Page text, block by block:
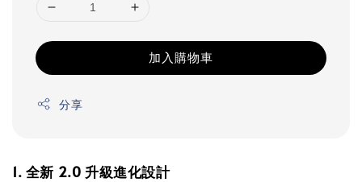
加入購物車
分享
1. 全新 2.0 升級進化設計